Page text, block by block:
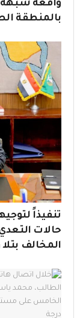
واقعة شبهة
بالمنطقة
تنفيذاً
حالات التعدي
المخالف